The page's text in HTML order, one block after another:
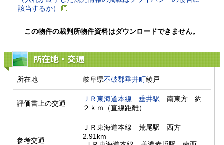
該当するか）
この物件の裁判所物件資料はダウンロードできません。
所在地・交通
所在地 岐阜県不破郡垂井町綾戸
評価書上の交通
ＪＲ東海道本線 垂井駅 南東方　約
２ｋｍ（直線距離）
参考交通
ＪＲ東海道本線　荒尾駅　西方
2.91km